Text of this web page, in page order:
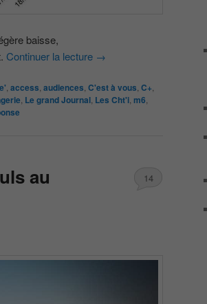
baisse,
Continuer la lecture →
access audiences C'est à vous C+
Le grand Journal Les Cht'i m6
au
14